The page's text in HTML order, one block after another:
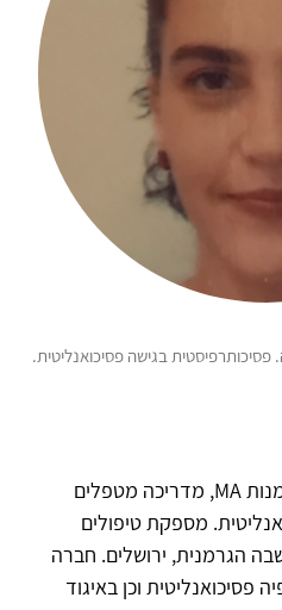
מטפלת מוסמכת באמצעות אמנות MA, מדריכה מטפלים
מספקת טיפולים
הגרמנית, ירושלים. חברה
פסיכואנליטית וכן באיגוד